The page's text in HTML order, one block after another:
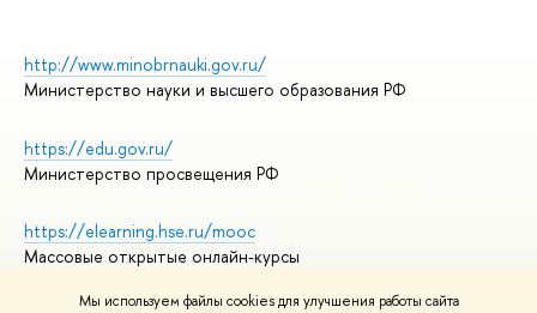
Мы используем файлы cookies для улучшения работы сайта
http://www.minobrnauki.gov.ru/
Министерство науки и высшего образования РФ
https://edu.gov.ru/
Министерство просвещения РФ
https://elearning.hse.ru/mooc
Массовые открытые онлайн-курсы